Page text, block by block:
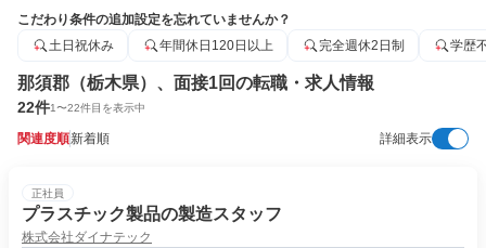
こだわり条件の追加設定を忘れていませんか？
土日祝休み
年間休日120日以上 完全週休2日制 学歴
那須郡（栃木県）、面接1回の転職・求人情報
22件1〜22件目を表示中
関連度順新着順 詳細表示
正社員
プラスチック製品の製造スタッフ
株式会社ダイナテック